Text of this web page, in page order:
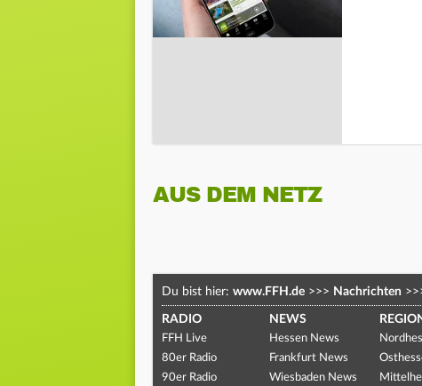
AUS DEM NETZ
Du bist hier: www.FFH.de >>> Nachrichten
RADIO
FFH Live
80er Radio
90er Radio
NEWS
Hessen News
Frankfurt News
Wiesbaden News